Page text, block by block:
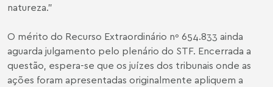
natureza.”
O mérito do Recurso Extraordinário nº 654.833 ainda
aguarda julgamento pelo plenário do STF. Encerrada a
questão, espera-se que os juízes dos tribunais onde as
ações foram apresentadas originalmente apliquem a